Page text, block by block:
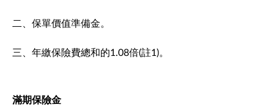
二、保單價值準備金。
三、年繳保險費總和的1.08倍(註1)。
滿期保險金